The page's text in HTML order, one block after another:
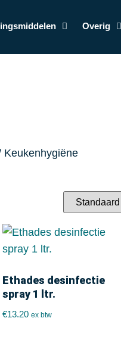
Overig
Keukenhygiëne
Ethades desinfectie
spray 1 ltr.
€13.20 ex btw